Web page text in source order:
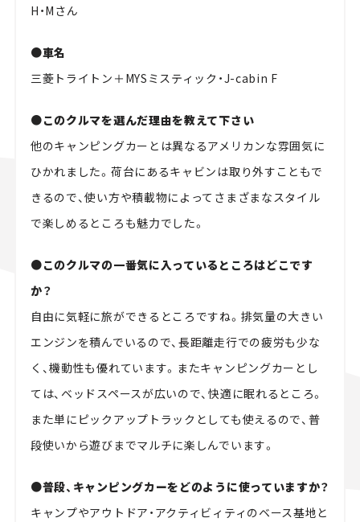
H・Mさん
●車名
三菱トライトン＋MYSミスティック・J-cabin F
●このクルマを選んだ理由を教えて下さい
他のキャンピングカーとは異なるアメリカンな雰囲気に
ひかれました。荷台にあるキャビンは取り外すこともで
きるので、使い方や積載物によってさまざまなスタイル
で楽しめるところも魅力でした。
●このクルマの一番気に入っているところはどこです
か？
自由に気軽に旅ができるところですね。排気量の大きい
エンジンを積んでいるので、長距離走行での疲労も少な
く、機動性も優れています。またキャンピングカーとし
ては、ベッドスペースが広いので、快適に眠れるところ。
また単にピックアップトラックとしても使えるので、普
段使いから遊びまでマルチに楽しんでいます。
●普段、キャンピングカーをどのように使っていますか？
キャンプやアウトドア・アクティビィティのベース基地と